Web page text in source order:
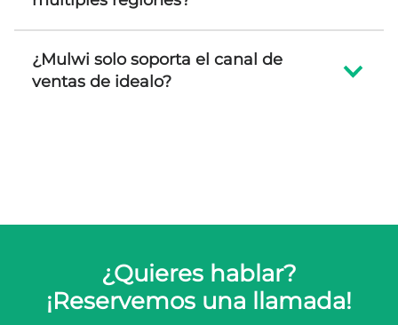
¿Mulwi solo soporta el canal de
ventas de idealo?
¿Quieres hablar?
¡Reservemos una llamada!